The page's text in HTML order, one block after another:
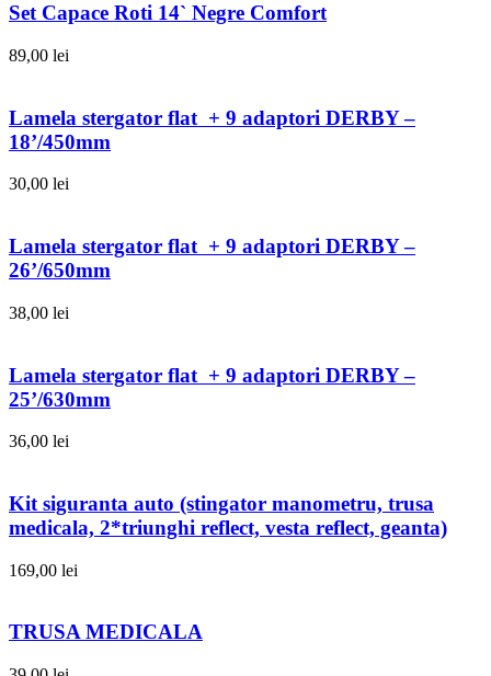
Set Capace Roti 14` Negre Comfort
89,00 lei
Lamela stergator flat + 9 adaptori DERBY –
18’/450mm
30,00 lei
Lamela stergator flat + 9 adaptori DERBY –
26’/650mm
38,00 lei
Lamela stergator flat + 9 adaptori DERBY –
25’/630mm
36,00 lei
Kit siguranta auto (stingator manometru, trusa
medicala, 2*triunghi reflect, vesta reflect, geanta)
169,00 lei
TRUSA MEDICALA